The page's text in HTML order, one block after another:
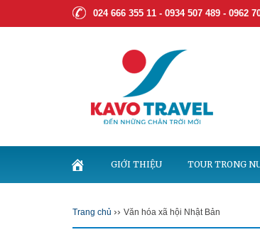
024 666 355 11 - 0934 507 489 - 0962
GIỚI THIỆU TOUR TRONG
Trang chủ ›› Văn hóa xã hội Nhật Bản